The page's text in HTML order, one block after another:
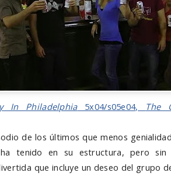
In Philadelphia5x04/s05e04, The
de los últimos que menos
tenido en su estructura, pero sin
que incluye un deseo del grupo